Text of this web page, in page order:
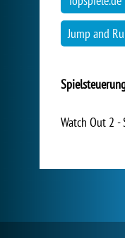
Jump and
Watch Out 2 -